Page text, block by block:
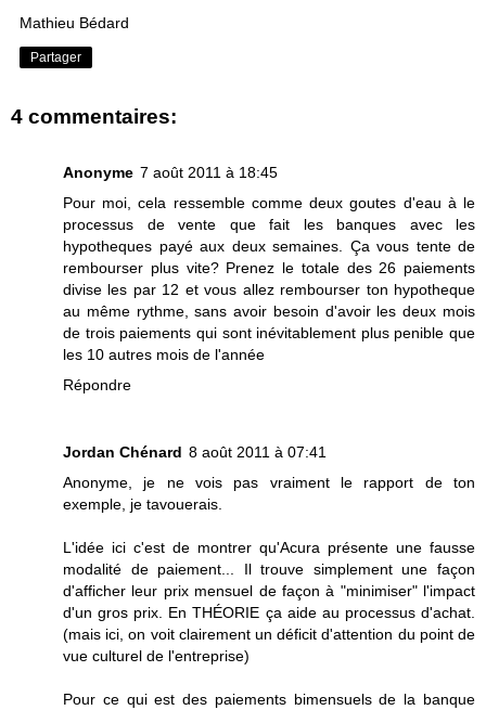
Mathieu Bédard
Partager
4 commentaires:
Anonyme 7 août 2011 à 18:45
Pour moi, cela ressemble comme deux goutes d'eau à le
processus de vente que fait les banques avec les
hypotheques payé aux deux semaines. Ça vous tente de
rembourser plus vite? Prenez le totale des 26 paiements
divise les par 12 et vous allez rembourser ton hypotheque
au même rythme, sans avoir besoin d'avoir les deux mois
de trois paiements qui sont inévitablement plus penible que
les 10 autres mois de l'année
Répondre
Jordan Chénard 8 août 2011 à 07:41
Anonyme, je ne vois pas vraiment le rapport de ton
exemple, je tavouerais.
L'idée ici c'est de montrer qu'Acura présente une fausse
modalité de paiement... Il trouve simplement une façon
d'afficher leur prix mensuel de façon à "minimiser" l'impact
d'un gros prix. En THÉORIE ça aide au processus d'achat.
(mais ici, on voit clairement un déficit d'attention du point de
vue culturel de l'entreprise)
Pour ce qui est des paiements bimensuels de la banque